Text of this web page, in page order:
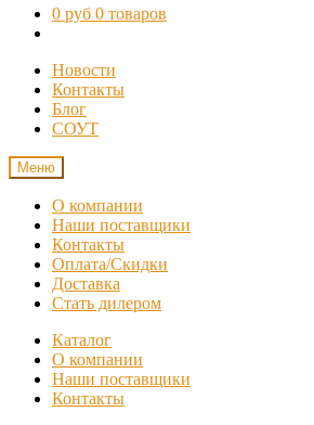
0 руб 0 товаров
Новости
Контакты
Блог
СОУТ
Меню
О компании
Наши поставщики
Контакты
Оплата/Скидки
Доставка
Стать дилером
Каталог
О компании
Наши поставщики
Контакты